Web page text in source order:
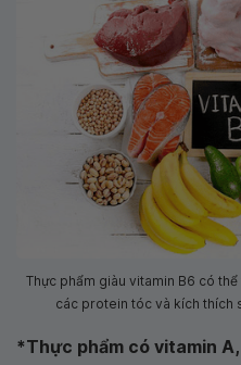
Thực phẩm giàu vitamin B6 có
các protein tóc và kích thích
*Thực phẩm có vitamin A,